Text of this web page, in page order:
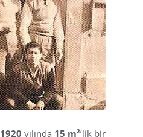
1920 yılında 15 m²’lik bir